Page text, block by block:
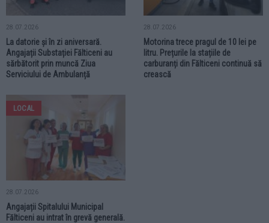
28.07.2026
La datorie și în zi aniversară.
Angajații Substației Fălticeni au
sărbătorit prin muncă Ziua
Serviciului de Ambulanță
28.07.2026
Motorina trece pragul de 10 lei pe
litru. Prețurile la stațiile de
carburanți din Fălticeni continuă să
crească
LOCAL
28.07.2026
Angajații Spitalului Municipal
Fălticeni au intrat în grevă generală.